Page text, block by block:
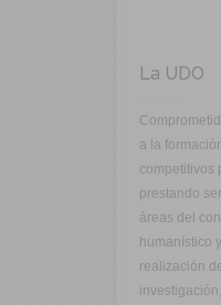
La UDO
a la
competitivos
prestando
áreas del
humanístico
realización